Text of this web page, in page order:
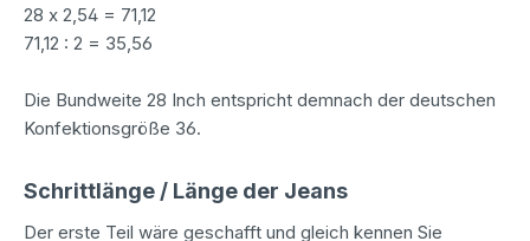
28 x 2,54 = 71,12
71,12 : 2 = 35,56
Die Bundweite 28 Inch entspricht demnach der deutschen
Konfektionsgröße 36.
Schrittlänge / Länge der Jeans
Der erste Teil wäre geschafft und gleich kennen Sie